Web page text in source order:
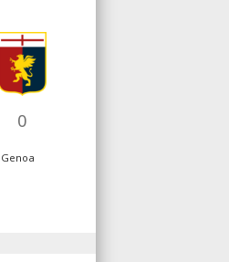
0
Genoa